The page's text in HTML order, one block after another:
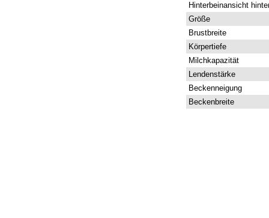
Hinterbeinansicht
Größe
Brustbreite
Körpertiefe
Milchkapazität
Lendenstärke
Beckenneigung
Beckenbreite